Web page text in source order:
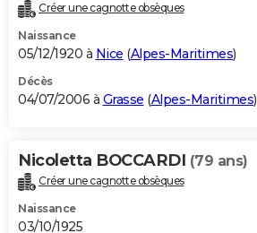
Créer une cagnotte obsèques
Naissance
05/12/1920 à Nice (Alpes-Maritimes)
Décès
04/07/2006 à Grasse (Alpes-Maritimes)
Nicoletta BOCCARDI (79 ans)
Créer une cagnotte obsèques
Naissance
03/10/1925